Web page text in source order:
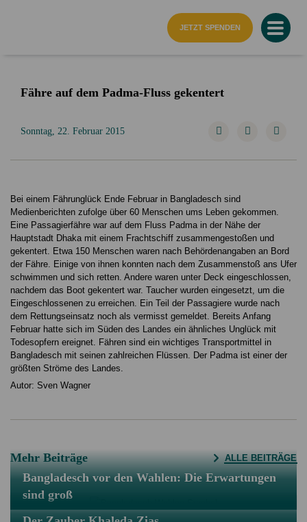
JETZT SPENDEN
Fähre auf dem Padma-Fluss gekentert
Sonntag, 22. Februar 2015
Bei einem Fährunglück Ende Februar in Bangladesch sind
Medienberichten zufolge über 60 Menschen ums Leben gekommen.
Eine Passagierfähre war auf dem Fluss Padma in der Nähe der
Hauptstadt Dhaka mit einem Frachtschiff zusammengestoßen und
gekentert. Etwa 150 Menschen waren nach Behördenangaben an Bord
der Fähre. Einige von ihnen konnten nach dem Zusammenstoß ans Ufer
schwimmen und sich retten. Andere waren unter Deck eingeschlossen,
nachdem das Boot gekentert war. Taucher wurden eingesetzt, um die
Eingeschlossenen zu erreichen. Ein Teil der Passagiere wurde nach
dem Rettungseinsatz noch als vermisst gemeldet. Bereits Anfang
Februar hatte sich im Süden des Landes ein ähnliches Unglück mit
Todesopfern ereignet. Fähren sind ein wichtiges Transportmittel in
Bangladesch mit seinen zahlreichen Flüssen. Der Padma ist einer der
größten Ströme des Landes.
Autor: Sven Wagner
Mehr Beiträge ALLE BEITRÄGE
Bangladesch vor den Wahlen: Die Erwartungen
sind groß